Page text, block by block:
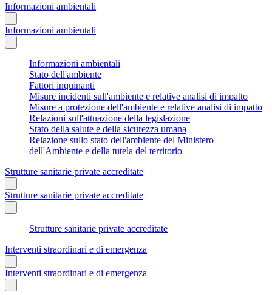
Informazioni ambientali
Informazioni ambientali
Informazioni ambientali
Stato dell'ambiente
Fattori inquinanti
Misure incidenti sull'ambiente e relative analisi di impatto
Misure a protezione dell'ambiente e relative analisi di impatto
Relazioni sull'attuazione della legislazione
Stato della salute e della sicurezza umana
Relazione sullo stato dell'ambiente del Ministero
dell'Ambiente e della tutela del territorio
Strutture sanitarie private accreditate
Strutture sanitarie private accreditate
Strutture sanitarie private accreditate
Interventi straordinari e di emergenza
Interventi straordinari e di emergenza